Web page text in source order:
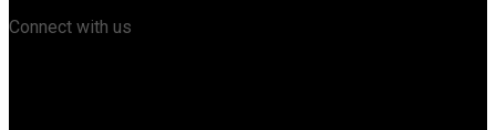
Connect with us